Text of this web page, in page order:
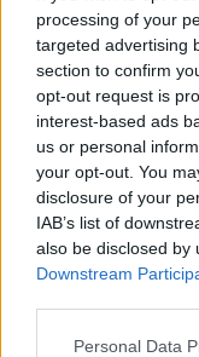
processing of your
targeted advertising
section to confirm
opt-out request is
interest-based ads
us or personal
your opt-out. You
disclosure of your
IAB’s list of
also be disclosed by
Downstream
Personal Data
ΔΕΚ
Η φωνή του
Video:
ΣΤΥΛΙΑΝΌΣ ΤΖΙΡΊΤΑΣ ΔΕΚ
Οι Red Hot
Abramovich